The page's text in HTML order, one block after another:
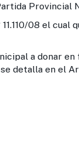
Provincial
08 el cual
a donar
detalla en el